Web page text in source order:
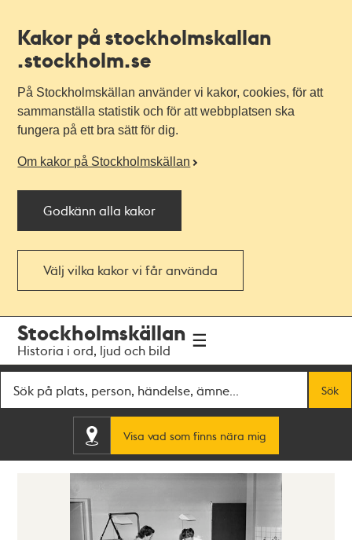
Kakor på stockholmskallan
.stockholm.se
På Stockholmskällan använder vi kakor, cookies, för att
sammanställa statistik och för att webbplatsen ska
fungera på ett bra sätt för dig.
Om kakor på Stockholmskällan
Godkänn alla kakor
Välj vilka kakor vi får använda
navigationen
huvudinnehållet
Stockholmskällan
Historia i ord, ljud och bild
Sök
Visa vad som finns nära mig